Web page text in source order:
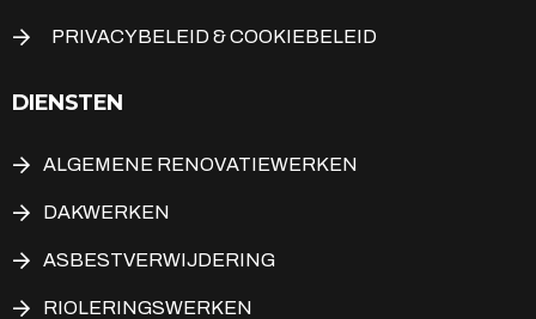
PRIVACYBELEID & COOKIEBELEID
DIENSTEN
ALGEMENE RENOVATIEWERKEN
DAKWERKEN
ASBESTVERWIJDERING
RIOLERINGSWERKEN